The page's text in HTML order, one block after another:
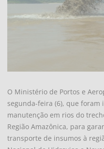
O Ministério de Portos e
segunda-feira (6), que foram
manutenção em rios do
Região Amazônica, para
transporte de insumos à